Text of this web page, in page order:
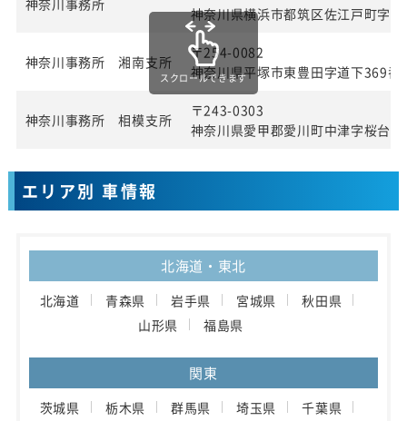
神奈川県横浜市都筑区佐江戸町字
神奈川事務所 湘南支所
〒254-0082
神奈川県平塚市東豊田字道下369番
神奈川事務所 相模支所
〒243-0303
神奈川県愛甲郡愛川町中津字桜台
スクロールできます
エリア別 車情報
北海道・東北
北海道 青森県 岩手県 宮城県
秋田県
山形県
福島県
関東
茨城県 栃木県 群馬県 埼玉県
千葉県